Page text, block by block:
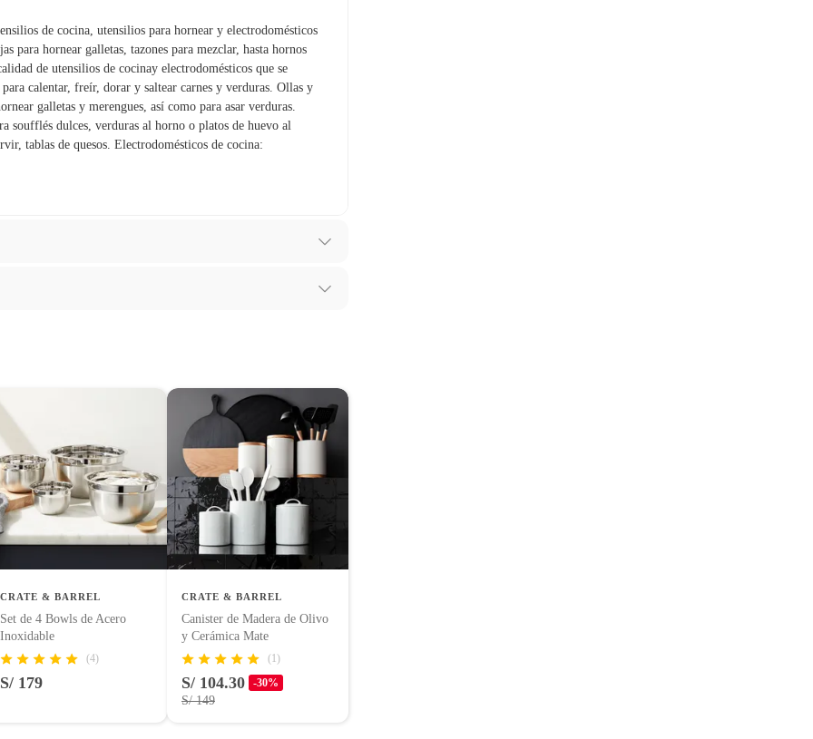
de cocina, utensilios para hornear y electrodomésticos
para hornear galletas, tazones para mezclar, hasta hornos
de utensilios de cocinay electrodomésticos que se
calentar, freír, dorar y saltear carnes y verduras. Ollas y
galletas y merengues, así como para asar verduras.
soufflés dulces, verduras al horno o platos de huevo al
tablas de quesos. Electrodomésticos de cocina:
lavavajillas,Antideslizante,Apto para microondas
otras con restricciones y algunas que no se pueden
para asfalto, hormigón, albañilería.
para asfalto.
línea blanca, colchones, muebles, bicicletas y máquinas.
alimenticios, vitaminas.
señales de uso, sin empaques, etiquetas o sellos.
CRATE & BARREL
Set de 4 Bowls de Acero
Inoxidable
(4)
S/ 179
CRATE & BARREL
Canister de Madera de Olivo
y Cerámica Mate
(1)
S/ 104.30 -30%
S/ 149